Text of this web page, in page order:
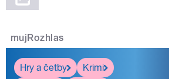
mujRozhlas
Hry a četby Krimi